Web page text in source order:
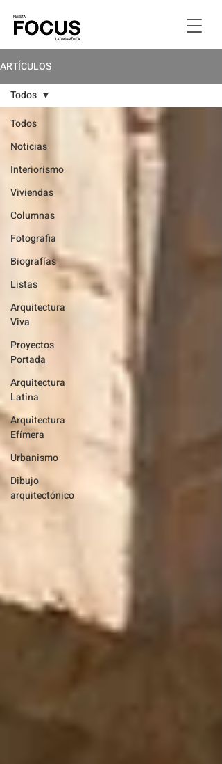
ARTÍCULOS
Todos
Noticias
Interiorismo
Viviendas
Columnas
Fotografia
Biografías
Listas
Arquitectura
Viva
Proyectos
Portada
Arquitectura
Latina
Arquitectura
Efímera
Urbanismo
Dibujo
arquitectónico
Todos